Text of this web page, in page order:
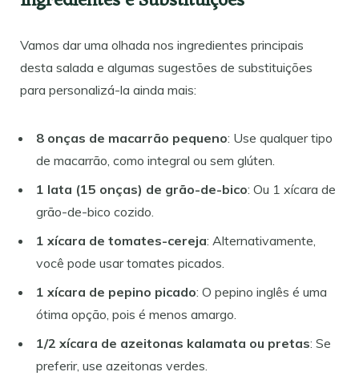
Vamos dar uma olhada nos ingredientes principais
desta salada e algumas sugestões de substituições
para personalizá-la ainda mais:
8 onças de macarrão pequeno: Use qualquer tipo
de macarrão, como integral ou sem glúten.
1 lata (15 onças) de grão-de-bico: Ou 1 xícara de
grão-de-bico cozido.
1 xícara de tomates-cereja: Alternativamente,
você pode usar tomates picados.
1 xícara de pepino picado: O pepino inglês é uma
ótima opção, pois é menos amargo.
1/2 xícara de azeitonas kalamata ou pretas: Se
preferir, use azeitonas verdes.